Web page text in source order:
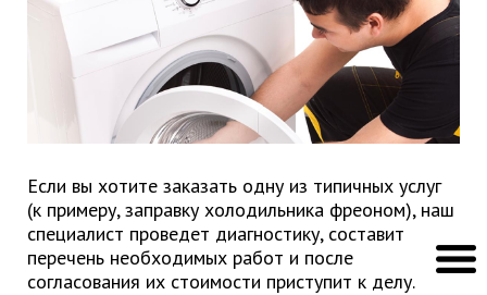
Если вы хотите заказать одну из типичных услуг
(к примеру, заправку холодильника фреоном), наш
специалист проведет диагностику, составит
перечень необходимых работ и после
согласования их стоимости приступит к делу.